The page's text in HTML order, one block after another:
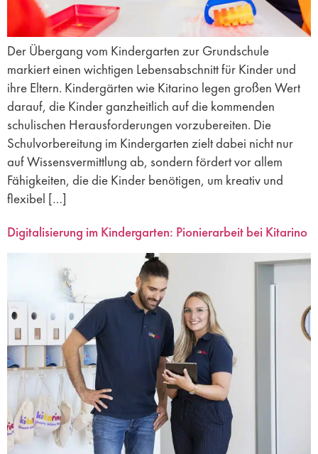
Der Übergang vom Kindergarten zur Grundschule
markiert einen wichtigen Lebensabschnitt für Kinder und
ihre Eltern. Kindergärten wie Kitarino legen großen Wert
darauf, die Kinder ganzheitlich auf die kommenden
schulischen Herausforderungen vorzubereiten. Die
Schulvorbereitung im Kindergarten zielt dabei nicht nur
auf Wissensvermittlung ab, sondern fördert vor allem
Fähigkeiten, die die Kinder benötigen, um kreativ und
flexibel […]
Digitalisierung im Kindergarten: Pionierarbeit bei Kitarino